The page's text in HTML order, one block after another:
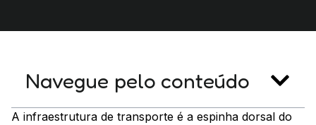
Navegue pelo conteúdo
A infraestrutura de transporte é a espinha dorsal do